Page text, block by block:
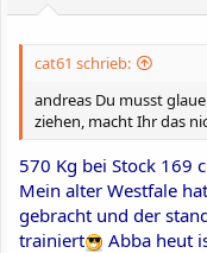
cat61 schrieb:
andreas Du musst
ziehen, macht Ihr das
570 Kg bei Stock 169
Mein alter Westfale
gebracht und der
trainiert
Abba heut